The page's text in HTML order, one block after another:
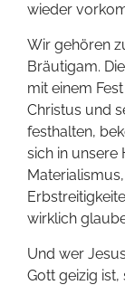
wieder
Wir gehören
Bräutigam.
mit einem
Christus und
festhalten,
sich in unsere
wirklich
Und wer
Gott geizig